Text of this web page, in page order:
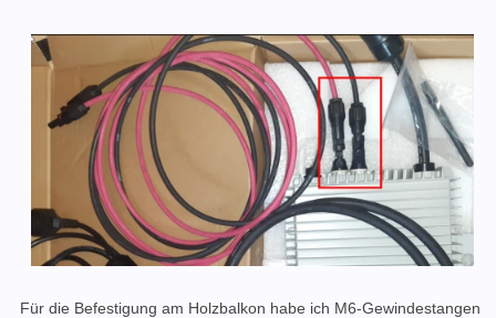
Für die Befestigung am Holzbalkon habe ich M6-Gewindestangen